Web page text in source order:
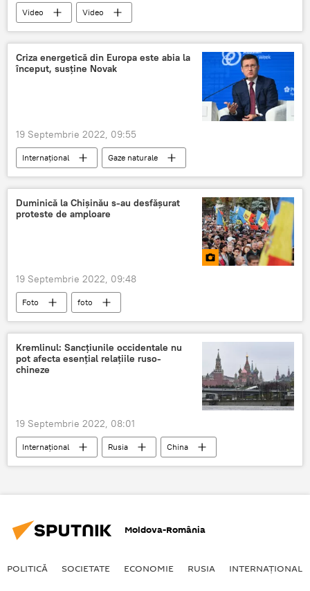
Video Video
Criza energetică din Europa este abia la
început, susține Novak
19 Septembrie 2022, 09:55
Internaţional
Gaze naturale
Criza gazelor
Preț gaze
facturi
plata facturii
Alexander Novak
Duminică la Chișinău s-au desfășurat
proteste de amploare
19 Septembrie 2022, 09:48
Foto foto
Kremlinul: Sancțiunile occidentale nu
pot afecta esențial relațiile ruso-
chineze
19 Septembrie 2022, 08:01
Internaţional Rusia
China
Relații bilaterale
Sancțiuni
Moldova-România
POLITICĂ SOCIETATE ECONOMIE RUSIA INTERNAŢIONAL